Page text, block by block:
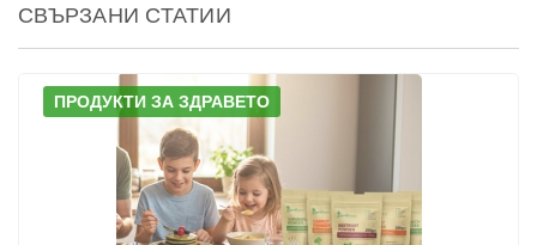
СВЪРЗАНИ СТАТИИ
ПРОДУКТИ ЗА ЗДРАВЕТО